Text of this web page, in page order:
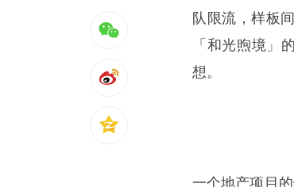
队限流，样板
「和光煦境」
想。
一个地产项目